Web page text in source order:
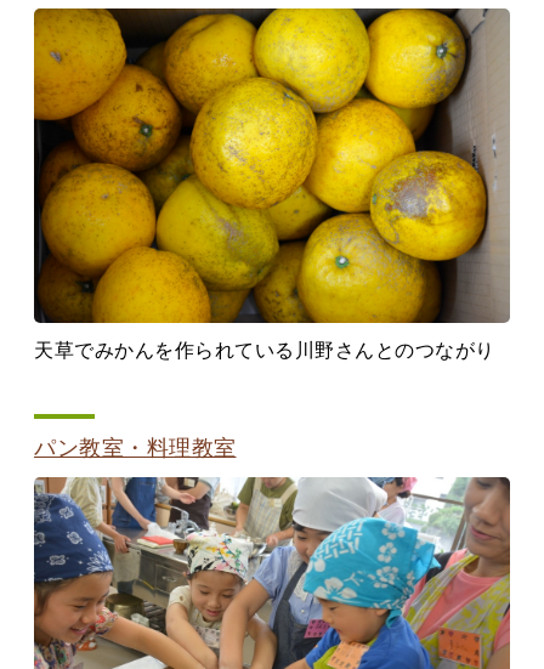
天草でみかんを作られている川野さんとのつながり
パン教室・料理教室